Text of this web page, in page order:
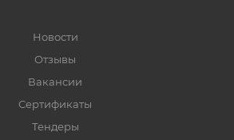
Новости
Отзывы
Вакансии
Сертификаты
Тендеры